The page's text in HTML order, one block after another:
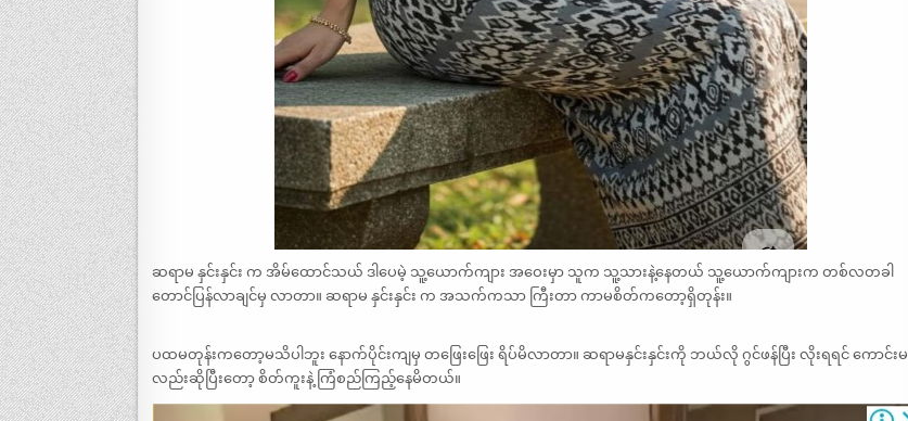
ဆရာမ နှင်းနှင်း က အိမ်ထောင်သယ် ဒါပေမဲ့ သူ့ယောက်ကျား အဝေးမှာ သူက သူ့သားနဲ့နေတယ် သူ့ယောက်ကျားက တစ်လတခါ
တောင်ပြန်လာချင်မှ လာတာ။ ဆရာမ နှင်းနှင်း က အသက်ကသာ ကြီးတာ ကာမစိတ်ကတော့ရှိတုန်း။
ပထမတုန်းကတော့မသိပါဘူး နောက်ပိုင်းကျမှ တဖြေးဖြေး ရိပ်မိလာတာ။ ဆရာမနှင်းနှင်းကို ဘယ်လို ဂွင်ဖန်ပြီး လိုးရရင် ကောင်းမ
လည်းဆိုပြီးတော့ စိတ်ကူးနဲ့ ကြံစည်ကြည့်နေမိတယ်။